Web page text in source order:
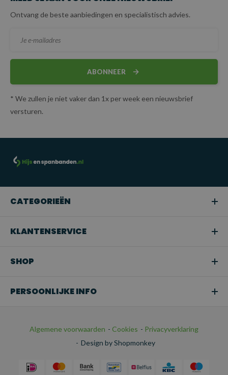
Ontvang de beste aanbiedingen en specialistisch advies.
ABONNEER
* We zullen je niet vaker dan 1x per week een nieuwsbrief
versturen.
CATEGORIEËN
KLANTENSERVICE
SHOP
PERSOONLIJKE INFO
Algemene voorwaarden - Cookies - Privacyverklaring
- Design by Shopmonkey